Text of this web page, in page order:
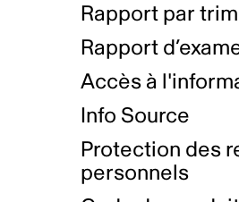
Rapport par
Rapport
Accès à
Info Source
Protection des
personnels